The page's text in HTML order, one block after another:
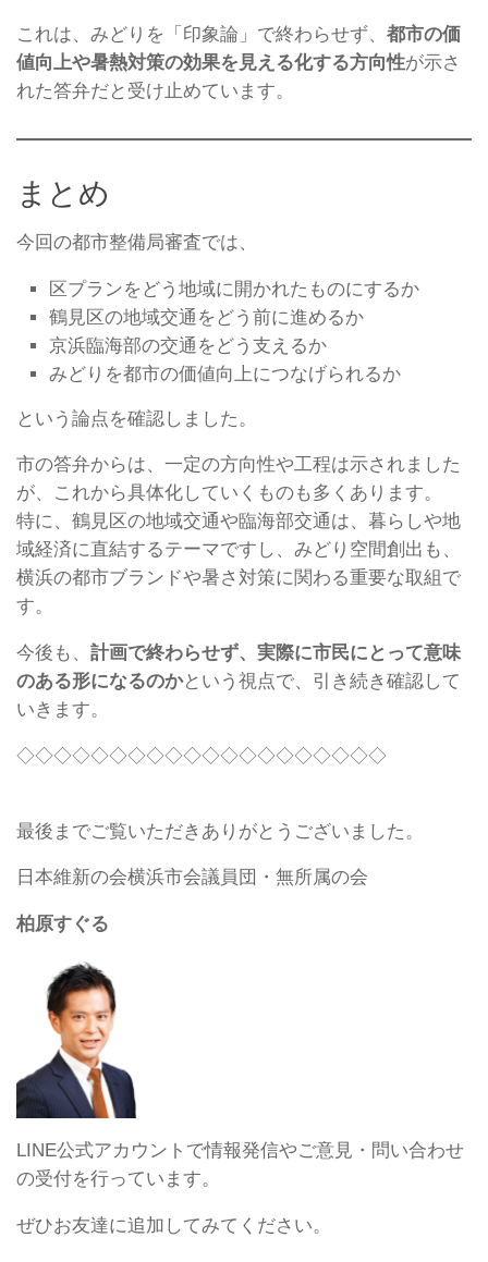
これは、みどりを「印象論」で終わらせず、 都市の価
値向上や暑熱対策の効果を見える化する方向性が示さ
れた答弁だと受け止めています。
まとめ
今回の都市整備局審査では、
区プランをどう地域に開かれたものにするか
鶴見区の地域交通をどう前に進めるか
京浜臨海部の交通をどう支えるか
みどりを都市の価値向上につなげられるか
という論点を確認しました。
市の答弁からは、一定の方向性や工程は示されました
が、これから具体化していくものも多くあります。
特に、鶴見区の地域交通や臨海部交通は、暮らしや地
域経済に直結するテーマですし、みどり空間創出も、
横浜の都市ブランドや暑さ対策に関わる重要な取組で
す。
今後も、 計画で終わらせず、実際に市民にとって意味
のある形になるのかという視点で、引き続き確認して
いきます。
◇◇◇◇◇◇◇◇◇◇◇◇◇◇◇◇◇◇◇◇
最後までご覧いただきありがとうございました。
日本維新の会横浜市会議員団・無所属の会
柏原すぐる
LINE公式アカウントで情報発信やご意見・問い合わせ
の受付を行っています。
ぜひお友達に追加してみてください。